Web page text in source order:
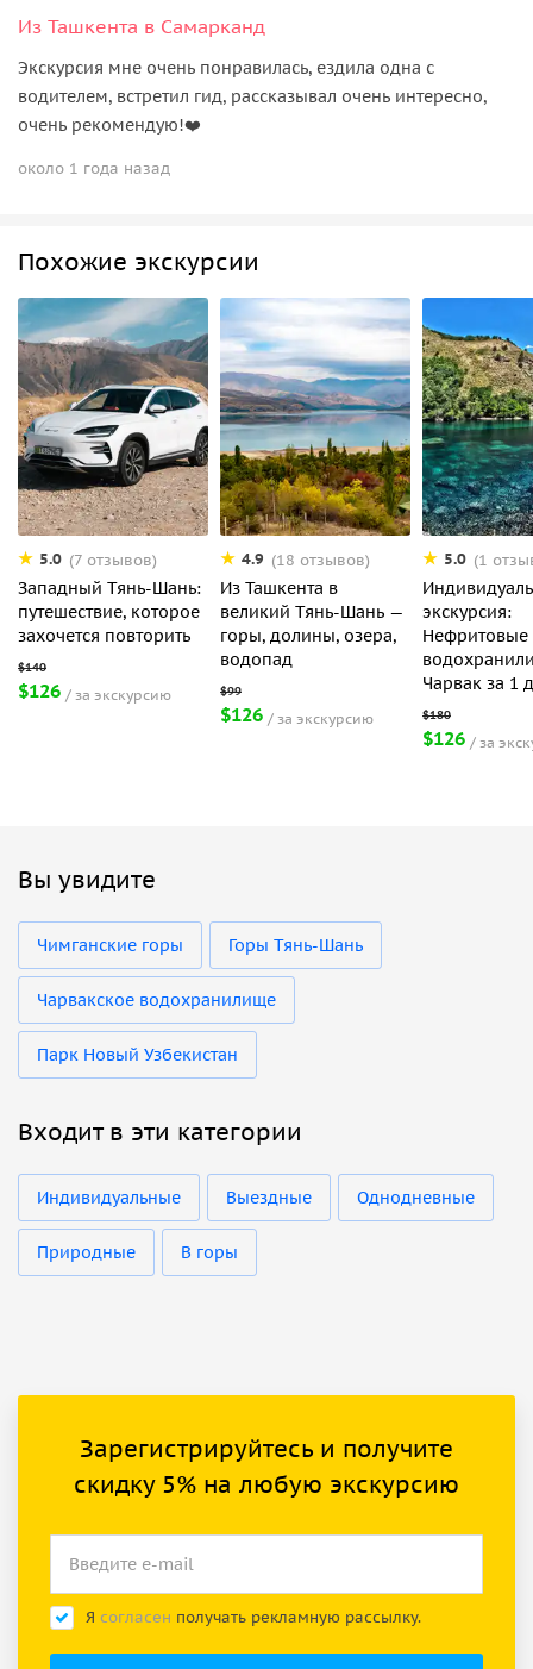
Из Ташкента в Самарканд
Экскурсия мне очень понравилась, ездила одна с
водителем, встретил гид, рассказывал очень интересно,
очень рекомендую!❤️
около 1 года назад
Похожие экскурсии
5.0 (7 отзывов)
Западный Тянь-Шань:
путешествие, которое
захочется повторить
$126 за экскурсию
4.9 (18 отзывов)
Из Ташкента в
великий Тянь-Шань —
горы, долины, озера,
водопад
$126 за экскурсию
5.0 (1
экскурсия:
Нефритовые
Чарвак за 1
$126 за
Вы увидите
Чимганские горы Горы Тянь-Шань
Чарвакское водохранилище
Парк Новый Узбекистан
Входит в эти категории
Индивидуальные Выездные Однодневные
Природные В горы
Зарегистрируйтесь и получите
скидку 5% на любую экскурсию
Я согласен получать рекламную рассылку.